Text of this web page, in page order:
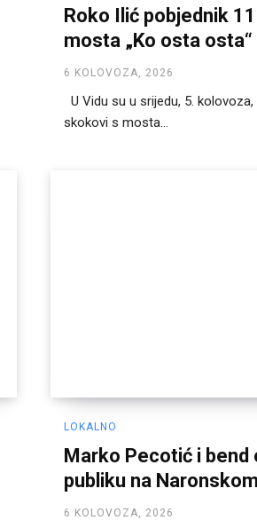
Roko Ilić pobjednik
mosta „Ko osta osta“
6 KOLOVOZA, 2026
U Vidu su u srijedu, 5. kolovoza,
skokovi s mosta...
LOKALNO
Marko Pecotić i bend
publiku na
6 KOLOVOZA, 2026